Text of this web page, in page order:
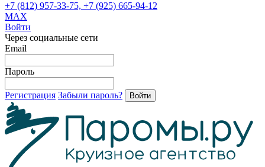
+7 (812) 957-33-75, +7 (925) 665-94-12
MAX
Войти
Через социальные сети
Email
Пароль
Регистрация Забыли пароль? Войти